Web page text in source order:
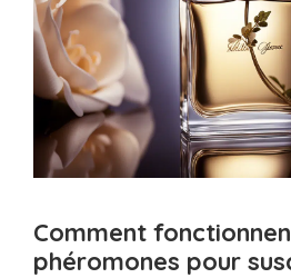
Comment
phéromones pour